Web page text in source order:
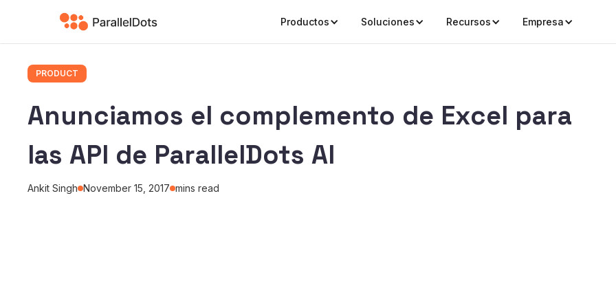
Productos Soluciones Recursos Empresa
PRODUCT
Anunciamos el complemento de Excel para
las API de ParallelDots AI
Ankit Singh November 15, 2017 mins read